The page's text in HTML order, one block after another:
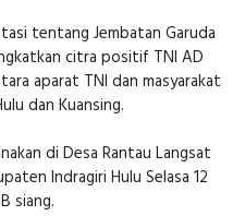
tentang Jembatan Garuda
citra positif TNI AD
aparat TNI dan masyarakat
dan Kuansing.
di Desa Rantau Langsat
Indragiri Hulu Selasa 12
siang.